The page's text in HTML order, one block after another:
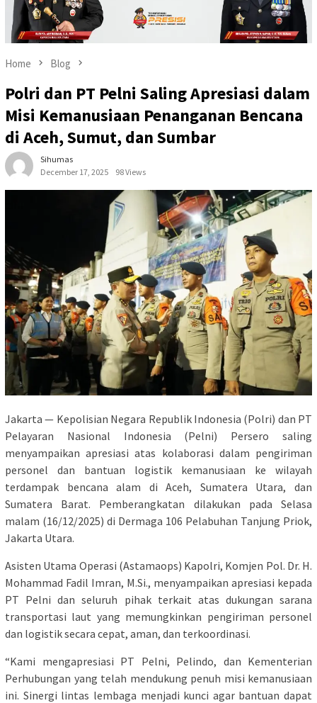
Home Blog
Polri dan PT Pelni Saling Apresiasi dalam
Misi Kemanusiaan Penanganan Bencana
di Aceh, Sumut, dan Sumbar
Sihumas
December 17, 2025
98 Views
Jakarta — Kepolisian Negara Republik Indonesia (Polri) dan PT
Pelayaran Nasional Indonesia (Pelni) Persero saling
menyampaikan apresiasi atas kolaborasi dalam pengiriman
personel dan bantuan logistik kemanusiaan ke wilayah
terdampak bencana alam di Aceh, Sumatera Utara, dan
Sumatera Barat. Pemberangkatan dilakukan pada Selasa
malam (16/12/2025) di Dermaga 106 Pelabuhan Tanjung Priok,
Jakarta Utara.
Asisten Utama Operasi (Astamaops) Kapolri, Komjen Pol. Dr. H.
Mohammad Fadil Imran, M.Si., menyampaikan apresiasi kepada
PT Pelni dan seluruh pihak terkait atas dukungan sarana
transportasi laut yang memungkinkan pengiriman personel
dan logistik secara cepat, aman, dan terkoordinasi.
“Kami mengapresiasi PT Pelni, Pelindo, dan Kementerian
Perhubungan yang telah mendukung penuh misi kemanusiaan
ini. Sinergi lintas lembaga menjadi kunci agar bantuan dapat